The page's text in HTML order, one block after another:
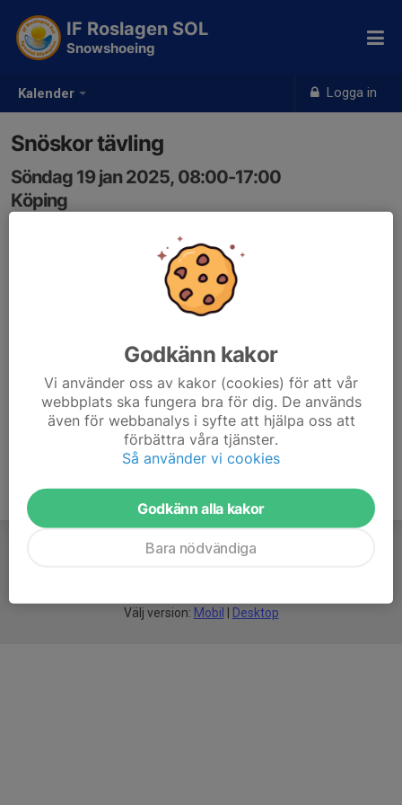
Kalender Logga in
IF Roslagen SOL
Snowshoeing
Snöskor tävling
Söndag 19 jan 2025, 08:00-17:00
Köping
Välj version: Mobil Desktop
Godkänn kakor
Vi använder oss av kakor (cookies) för att vår
webbplats ska fungera bra för dig. De används
även för webbanalys i syfte att hjälpa oss att
förbättra våra tjänster.
Så använder vi cookies
Godkänn alla kakor
Bara nödvändiga